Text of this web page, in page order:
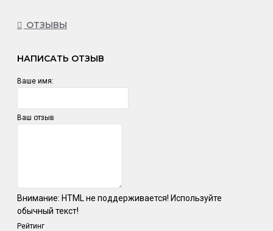
ОТЗЫВЫ
НАПИСАТЬ ОТЗЫВ
Ваше имя:
Ваш отзыв
Внимание: HTML не поддерживается! Используйте
обычный текст!
Рейтинг